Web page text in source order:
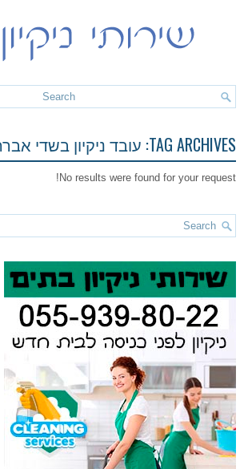
TAG ARCHIVES: עובד ניקיון בשדי
No results were found for your request!